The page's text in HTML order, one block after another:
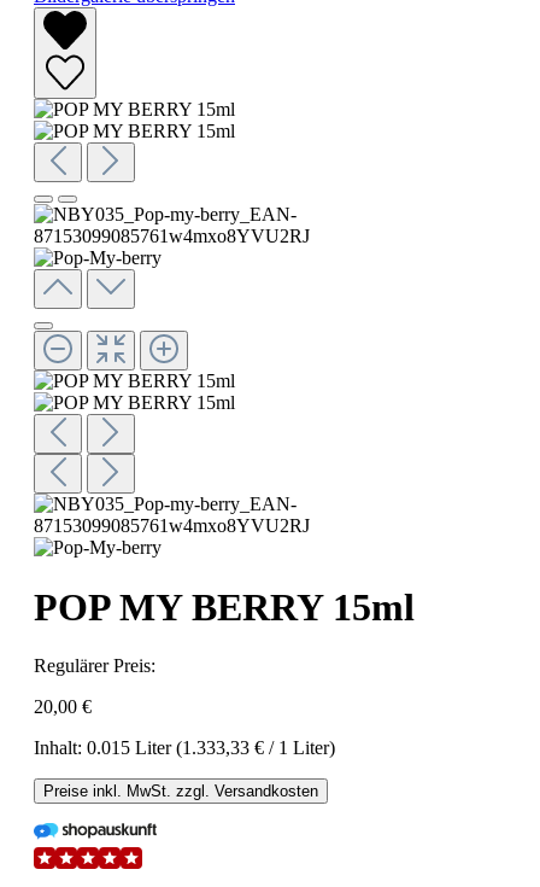
POP MY BERRY 15ml
Regulärer Preis:
20,00 €
Inhalt: 0.015 Liter(1.333,33 € / 1 Liter)
Preise inkl. MwSt. zzgl. Versandkosten